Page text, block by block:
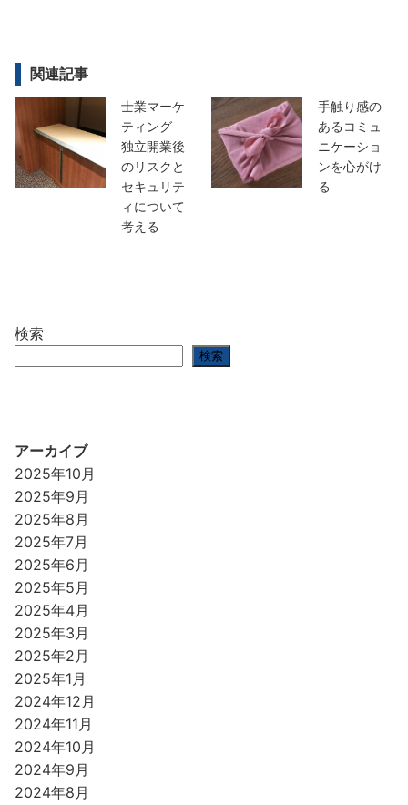
関連記事
士業マーケ
ティング
独立開業後
のリスクと
セキュリテ
ィについて
考える
手触り感の
あるコミュ
ニケーショ
ンを心がけ
る
検索
検索
アーカイブ
2025年10月
2025年9月
2025年8月
2025年7月
2025年6月
2025年5月
2025年4月
2025年3月
2025年2月
2025年1月
2024年12月
2024年11月
2024年10月
2024年9月
2024年8月